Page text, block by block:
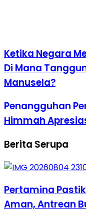
Ketika Negara
Di Mana
Manusela?
Penangguhan
Himmah
Berita Serupa
Pertamina
Aman, Antrean